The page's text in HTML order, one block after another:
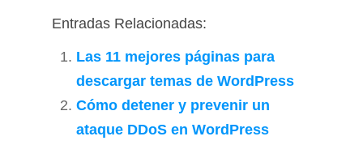
Entradas Relacionadas:
Las 11 mejores páginas para
descargar temas de WordPress
Cómo detener y prevenir un
ataque DDoS en WordPress